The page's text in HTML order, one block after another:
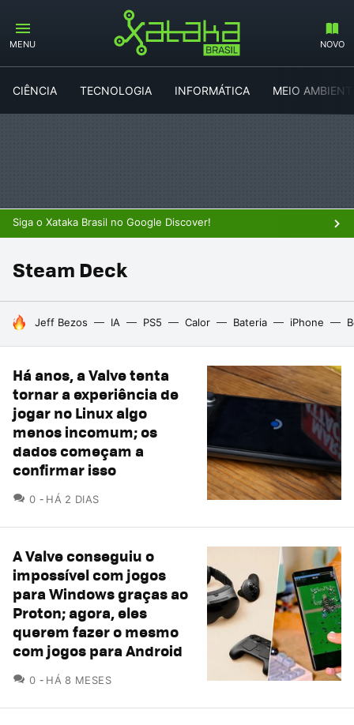
MENU NOVO
CIÊNCIA TECNOLOGIA INFORMÁTICA MEIO
Siga o Xataka Brasil no Google Discover!
Steam Deck
TENDÊNCIAS DO DIA
Jeff Bezos IA PS5 Calor Bateria iPhone
Há anos, a Valve tenta
tornar a experiência de
jogar no Linux algo
menos incomum; os
dados começam a
confirmar isso
0 COMENTÁRIOS
HÁ 2 DIAS
A Valve conseguiu o
impossível com jogos
para Windows graças ao
Proton; agora, eles
querem fazer o mesmo
com jogos para Android
0 COMENTÁRIOS
HÁ 8 MESES